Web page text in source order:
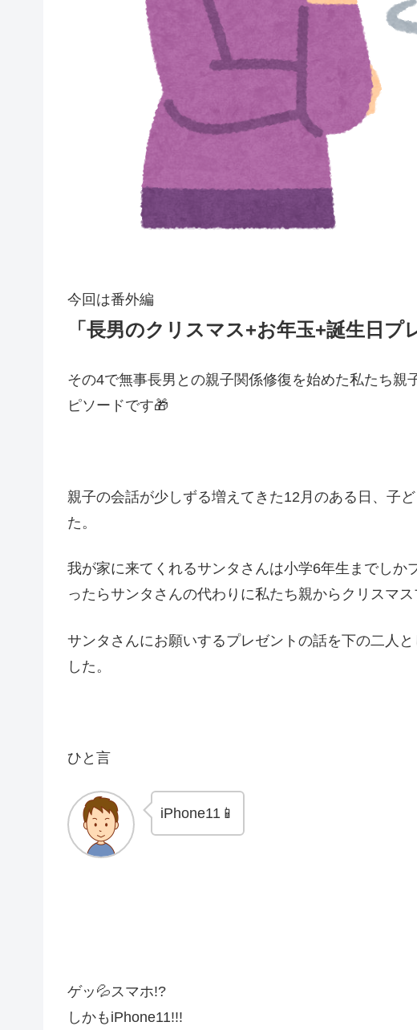
今回は番外編
「長男のクリスマス+お年玉+誕生日プ
その4で無事長男との親子関係修復を始めた私たち親
ピソードです🎁
親子の会話が少しずる増えてきた12月のある日、子
た。
我が家に来てくれるサンタさんは小学6年生までしか
ったらサンタさんの代わりに私たち親からクリスマス
サンタさんにお願いするプレゼントの話を下の二人
した。
ひと言
iPhone11📱
ゲッ💦スマホ!?
しかもiPhone11!!!